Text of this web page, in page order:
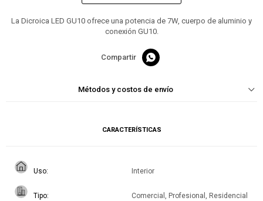
La Dicroica LED GU10 ofrece una potencia de 7W, cuerpo de aluminio y
conexión GU10.

Métodos y costos de envío
CARACTERÍSTICAS
Uso Interior
Tipo Comercial, Profesional, Residencial